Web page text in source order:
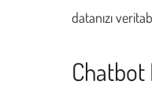
datanızı
Chatbot